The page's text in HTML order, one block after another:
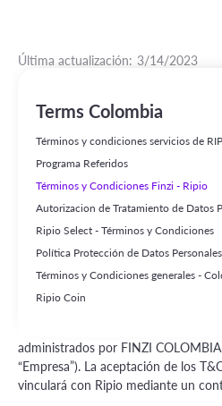
Terms Colombia
Términos y condiciones servicios de
Programa Referidos
Términos y Condiciones Finzi - Ripio
Autorizacion de Tratamiento de Datos
Ripio Select - Términos y Condiciones
Política Protección de Datos Personales
Términos y Condiciones generales -
Ripio Coin
Última actualización: 3/14/2023
Términos y Condiciones
Servicios a través de la
1. Contenido de los
Los presentes Términos y
“T&C”) regulan las condiciones
responsabilidades -- aplicables a
adelante, el “Usuario”) que solicite
SPACEWALK S.A.S (en adelante
administrados por FINZI
“Empresa”). La aceptación de los
vinculará con Ripio mediante un